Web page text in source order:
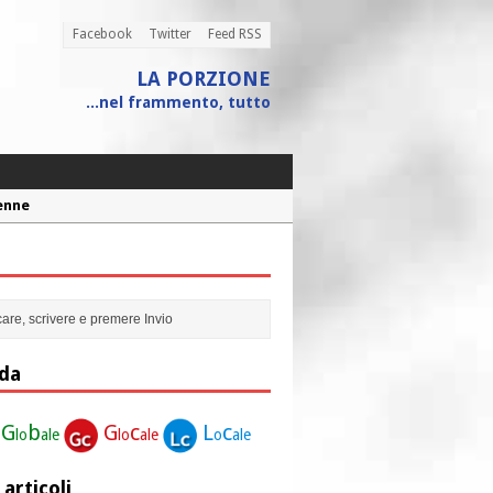
Facebook Twitter Feed RSS
LA PORZIONE
...nel frammento, tutto
la nostra vita”
G lobale G locale Locale
articoli